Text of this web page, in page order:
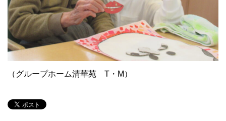
（グループホーム清華苑 T・M）